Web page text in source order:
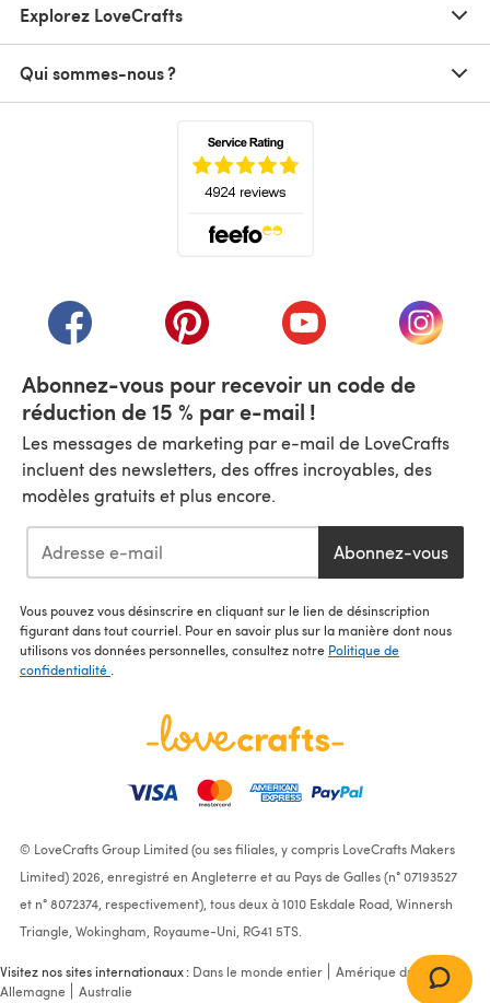
Explorez LoveCrafts
Qui sommes-nous ?
(s'ouvre dans un nouvel onglet)
(s'ouvre dans un nouvel onglet)
(s'ouvre dans un(s'ouvre
Abonnez-vous pour recevoir un code de
réduction de 15 % par e-mail !
Les messages de marketing par e-mail de LoveCrafts
incluent des newsletters, des offres incroyables, des
modèles gratuits et plus encore.
Abonnez-vous
Vous pouvez vous désinscrire en cliquant sur le lien de désinscription
figurant dans tout courriel. Pour en savoir plus sur la manière dont nous
utilisons vos données personnelles, consultez notre Politique de
confidentialité
© LoveCrafts Group Limited (ou ses filiales, y compris LoveCrafts Makers
Limited) 2026, enregistré en Angleterre et au Pays de Galles (n° 07193527
et n° 8072374, respectivement), tous deux à 1010 Eskdale Road, Winnersh
Triangle, Wokingham, Royaume-Uni, RG41 5TS.
Visitez nos sites internationaux : Dans le monde entier
Amérique du Nord
Allemagne
Australie